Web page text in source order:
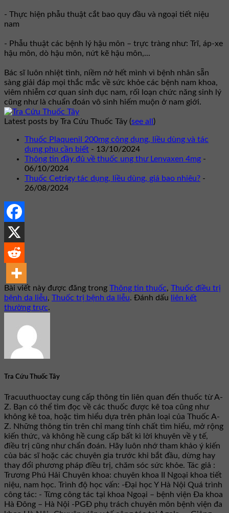
- Thực hiện phẫu thuật cắt bao quy đầu và ngoại tiết niệu
nam
- Phẫu thuật các bệnh lý hậu môn – trực tràng như: Trĩ, áp-xe
hậu môn, dò hậu môn, nứt kẽ hậu môn,...
Bác sĩ luôn nhiệt tình, niềm nở hết mình vì bệnh nhân sẵn
sàng giải đáp mọi thắc mắc về sức khỏe các bệnh nam khoa,
viêm nhiễm cơ quan sinh dục nam, rối loạn chức năng sinh lý
cũng như là chuẩn đoán vô sinh hiếm muộn ở nam giới.
Latest posts by Tra Cứu Thuốc Tây (see all )
Thuốc Plaquenil 200mg công dụng, liều dùng và tác
dụng phụ cần biết - 13/10/2024
Thông tin đầy đủ về thuốc ung thư Lenvaxen 4mg -
06/10/2024
Thuốc Cetrigy tác dụng, liều dùng, giá bao nhiêu? -
26/08/2024
Bài viết này được đăng trong Thông tin thuốc, Thuốc điều trị
bệnh da liễu, Thuốc trị bệnh da liễu. Đánh dấu
liên kết
thường trực.
Tra Cứu Thuốc Tây
Tracuuthuoctay cung cấp thông tin liên quan đến thuốc từ A-
Z. Bạn có thể tìm đọc về các thuốc được kê toa cũng như
không kê toa, hoặc tìm hiểu dựa trên phân loại của Thuốc A-
Z. Những thông tin trên chỉ mang tính chất tìm hiểu, mở rộng
kiến thức, và không hề cung cấp bất kì lời khuyên về y tế,
điều trị cũng như chẩn đoán. Hãy luôn nhớ tham khảo ý kiến
của bác sĩ hoặc các chuyên gia trước khi bắt đầu, dừng hay
thay đổi phương pháp điều trị, chăm sóc sức khỏe. Tác giả :
Trương Phú Hải Chuyên khoa: chuyên khoa II Ngoại khoa tiết
niệu, nam học. Trình độ học vấn: -Đại học Y Hà Nội Quá trình
công tác: - Từng công tác tại khoa Ngoại – bệnh viện Đa khoa
Hà Đông – Hà Nội -PGĐ phụ trách chuyên môn bệnh viện đa